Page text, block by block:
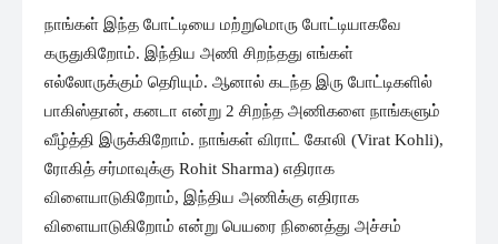
நாங்கள் இந்த போட்டியை மற்றுமொரு போட்டியாகவே
கருதுகிறோம். இந்திய அணி சிறந்தது எங்கள்
எல்லோருக்கும் தெரியும். ஆனால் கடந்த இரு போட்டிகளில்
பாகிஸ்தான், கனடா என்று 2 சிறந்த அணிகளை நாங்களும்
வீழ்த்தி இருக்கிறோம். நாங்கள் விராட் கோலி (Virat Kohli),
ரோகித் சர்மாவுக்கு Rohit Sharma) எதிராக
விளையாடுகிறோம், இந்திய அணிக்கு எதிராக
விளையாடுகிறோம் என்று பெயரை நினைத்து அச்சம்